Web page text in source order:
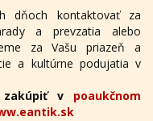
dňoch kontaktovať za
a prevzatia alebo
za Vašu priazeň a
a kultúrne podujatia v
zakúpiť v poaukčnom